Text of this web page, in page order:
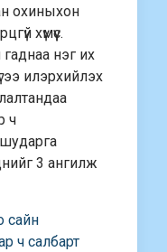
охиныхон
хүмүүс.
нэг их
илэрхийлэх
ч
шударга
3 ангилж
сайн
ч салбарт